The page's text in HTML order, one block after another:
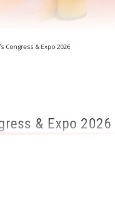
& Expo 2026
& Expo 2026